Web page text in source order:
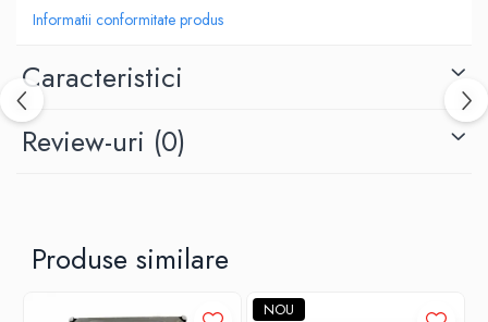
Informatii conformitate produs
Caracteristici
Review-uri (0)
Produse similare
NOU